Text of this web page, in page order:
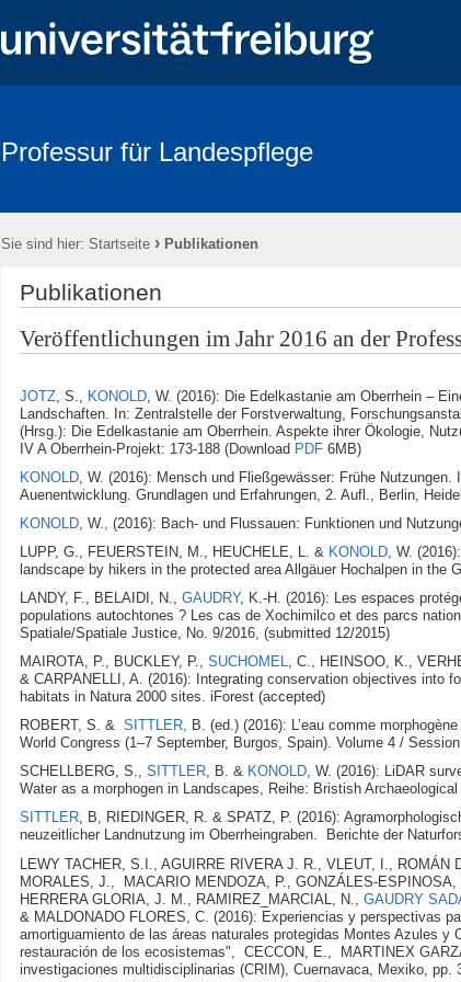
Professur für Landespflege
Sie sind hier: Startseite › Publikationen
Publikationen
Veröffentlichungen im Jahr 2016 an der
JOTZ, S., KONOLD, W. (2016): Die Edelkastanie am Oberrhein –
Landschaften. In: Zentralstelle der Forstverwaltung,
(Hrsg.): Die Edelkastanie am Oberrhein. Aspekte ihrer Ökologie,
IV A Oberrhein-Projekt: 173-188 (Download PDF 6MB)
KONOLD, W. (2016): Mensch und Fließgewässer: Frühe
Auenentwicklung. Grundlagen und Erfahrungen, 2. Aufl., Berlin,
KONOLD, W., (2016): Bach- und Flussauen: Funktionen und
LUPP, G., FEUERSTEIN, M., HEUCHELE, L. & KONOLD, W.
landscape by hikers in the protected area Allgäuer Hochalpen in the
LANDY, F., BELAIDI, N., GAUDRY, K.-H. (2016): Les espaces
populations autochtones ? Les cas de Xochimilco et des parcs
Spatiale/Spatiale Justice, No. 9/2016, (submitted 12/2015)
MAIROTA, P., BUCKLEY, P., SUCHOMEL, C., HEINSOO, K.,
& CARPANELLI, A. (2016): Integrating conservation objectives into
habitats in Natura 2000 sites. iForest (accepted)
ROBERT, S. & SITTLER, B. (ed.) (2016): L’eau comme
World Congress (1–7 September, Burgos, Spain). Volume 4 /
SCHELLBERG, S., SITTLER, B. & KONOLD, W. (2016): LiDAR
Water as a morphogen in Landscapes, Reihe: Bristish
SITTLER, B, RIEDINGER, R. & SPATZ, P. (2016):
neuzeitlicher Landnutzung im Oberrheingraben. Berichte der
LEWY TACHER, S.I., AGUIRRE RIVERA J. R., VLEUT, I.,
MORALES, J., MACARIO MENDOZA, P., GONZÁLES-ESPINOSA,
HERRERA GLORIA, J. M., RAMIREZ_MARCIAL, N., GAUDRY
& MALDONADO FLORES, C. (2016): Experiencias y perspectivas
amortiguamiento de las áreas naturales protegidas Montes Azules
restauración de los ecosistemas", CECCON, E., MARTINEX
investigaciones multidisciplinarias (CRIM), Cuernavaca, Mexiko, pp.